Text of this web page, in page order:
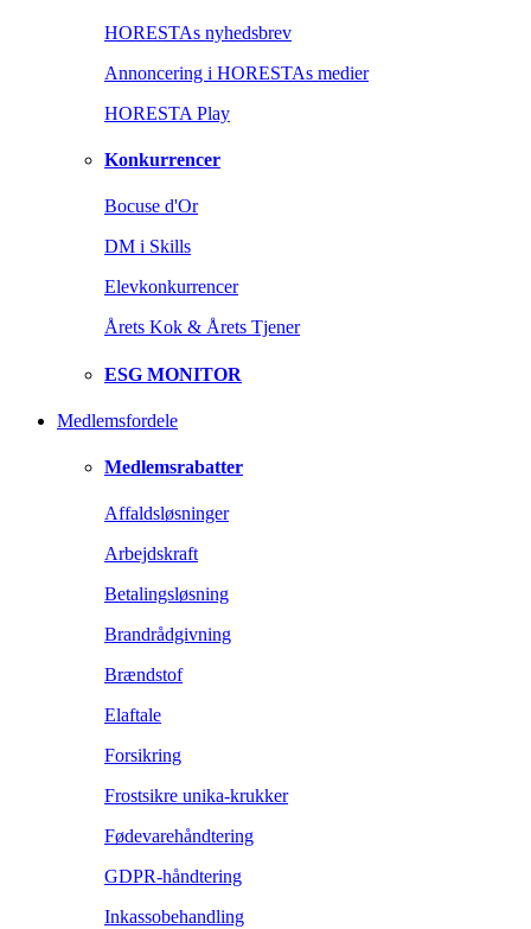
HORESTAs nyhedsbrev
Annoncering i HORESTAs medier
HORESTA Play
Konkurrencer
Bocuse d'Or
DM i Skills
Elevkonkurrencer
Årets Kok & Årets Tjener
ESG MONITOR
Medlemsfordele
Medlemsrabatter
Affaldsløsninger
Arbejdskraft
Betalingsløsning
Brandrådgivning
Brændstof
Elaftale
Forsikring
Frostsikre unika-krukker
Fødevarehåndtering
GDPR-håndtering
Inkassobehandling